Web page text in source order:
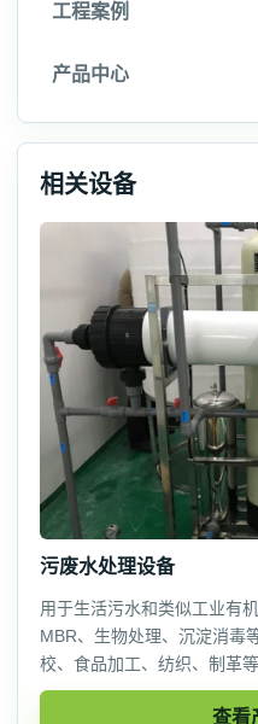
工程案例
产品中心
相关设备
污废水处理设备
用于生活污水和类似工业有
MBR、生物处理、沉淀消毒
校、食品加工、纺织、制革等
查看